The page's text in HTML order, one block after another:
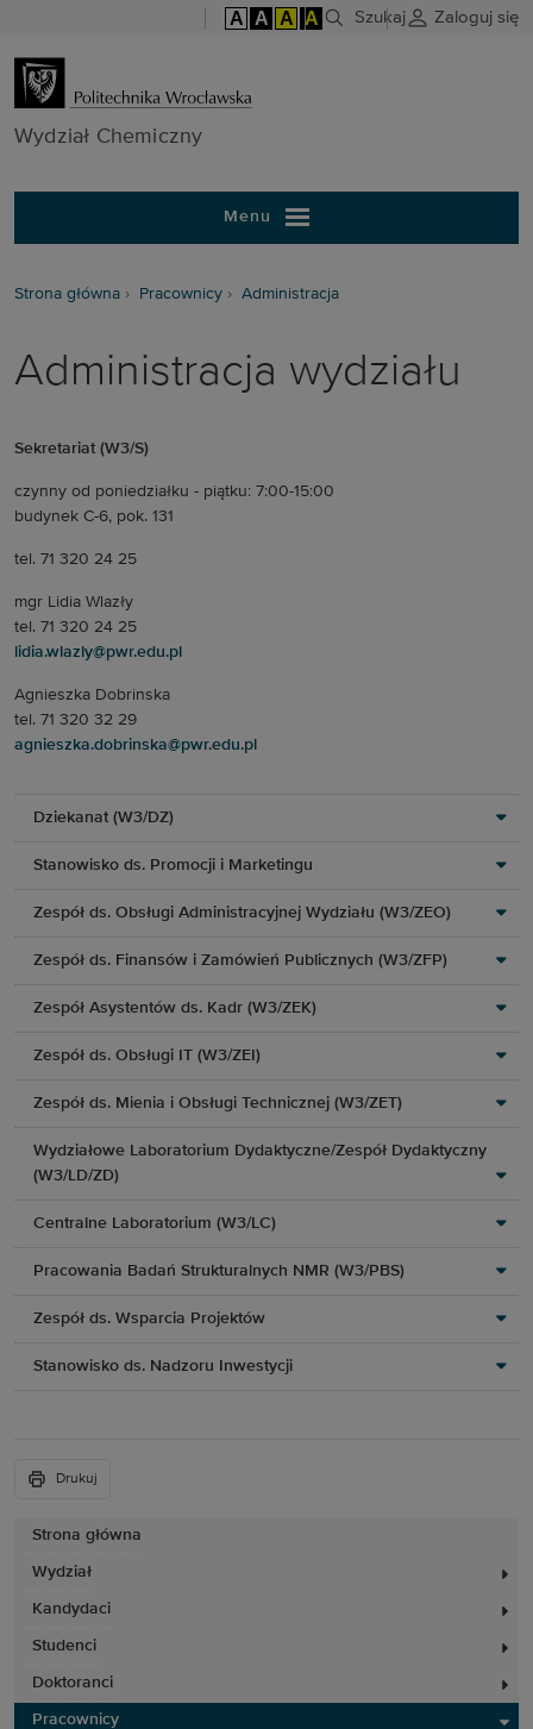
A A A A Szukaj Zaloguj się
Wydział
Wydział Chemiczny
Menu
Strona główna
Wydział
Kandydaci
Studenci
Doktoranci
Pracownicy
Strona główna Pracownicy Administracja
Administracja wydziału
Sekretariat (W3/S)
czynny od poniedziałku - piątku: 7:00-15:00
budynek C-6, pok. 131
tel. 71 320 24 25
mgr Lidia Wlazły
tel. 71 320 24 25
lidia.wlazly@pwr.edu.pl
Agnieszka Dobrinska
tel. 71 320 32 29
agnieszka.dobrinska@pwr.edu.pl
Dziekanat (W3/DZ)
Stanowisko ds. Promocji i Marketingu
Zespół ds. Obsługi Administracyjnej Wydziału (W3/ZEO)
Zespół ds. Finansów i Zamówień Publicznych (W3/ZFP)
Zespół Asystentów ds. Kadr (W3/ZEK)
Zespół ds. Obsługi IT (W3/ZEI)
Zespół ds. Mienia i Obsługi Technicznej (W3/ZET)
Wydziałowe Laboratorium Dydaktyczne/Zespół Dydaktyczny
(W3/LD/ZD)
Centralne Laboratorium (W3/LC)
Pracowania Badań Strukturalnych NMR (W3/PBS)
Zespół ds. Wsparcia Projektów
Stanowisko ds. Nadzoru Inwestycji
Drukuj